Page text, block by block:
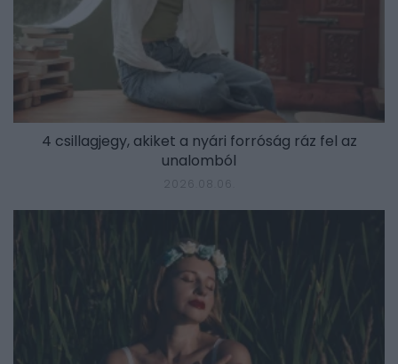
4 csillagjegy, akiket a nyári forróság ráz fel az
unalomból